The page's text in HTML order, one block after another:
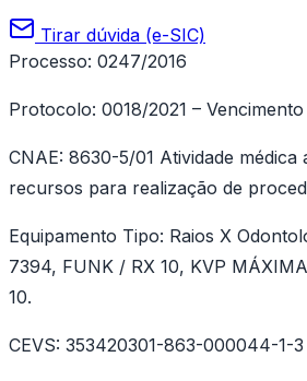
Tirar dúvida (e-SIC)
Processo: 0247/2016
Protocolo: 0018/2021 –
CNAE: 8630-5/01 Atividade
recursos para realização de
Equipamento Tipo: Raios X
7394, FUNK / RX 10, KVP
10.
CEVS: 353420301-863-000044-1-3